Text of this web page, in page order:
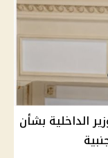
الداخلية بشأن